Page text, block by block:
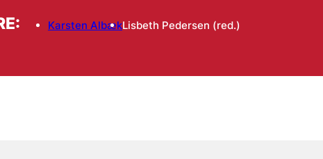
Karsten AlbækLisbeth Pedersen (red.)